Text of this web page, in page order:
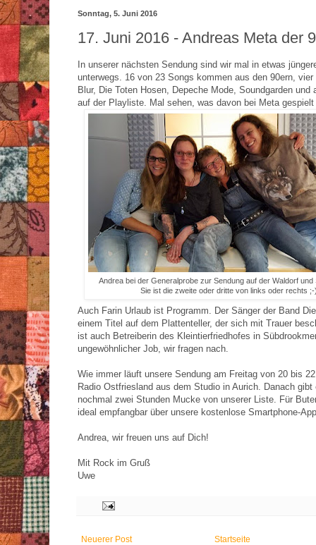
Sonntag, 5. Juni 2016
17. Juni 2016 - Andreas Meta der
In unserer nächsten Sendung sind wir mal in etwas
unterwegs. 16 von 23 Songs kommen aus den 90ern, vier
Blur, Die Toten Hosen, Depeche Mode, Soundgarden und
auf der Playliste. Mal sehen, was davon bei Meta gespielt
Andrea bei der Generalprobe zur Sendung auf der Waldorf und
Sie ist die zweite oder dritte von links oder rechts
Auch Farin Urlaub ist Programm. Der Sänger der Band
einem Titel auf dem Plattenteller, der sich mit Trauer
ist auch Betreiberin des Kleintierfriedhofes in
ungewöhnlicher Job, wir fragen nach.
Wie immer läuft unsere Sendung am Freitag von 20 bis
Radio Ostfriesland aus dem Studio in Aurich. Danach gibt
nochmal zwei Stunden Mucke von unserer Liste. Für
ideal empfangbar über unsere kostenlose Smartphone-
Andrea, wir freuen uns auf Dich!
Mit Rock im Gruß
Uwe
Neuerer Post Startseite